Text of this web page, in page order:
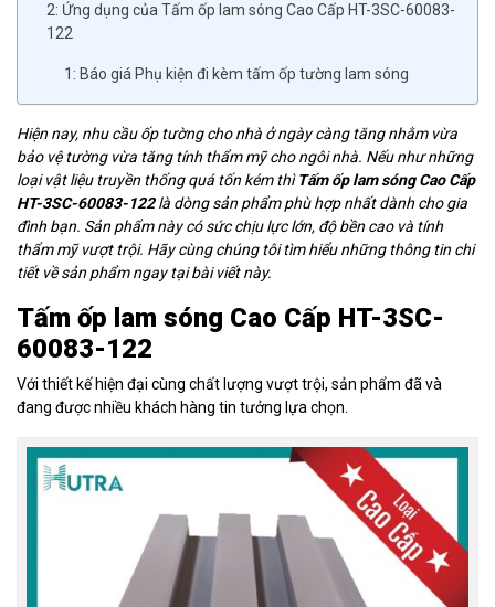
2: Ứng dụng của Tấm ốp lam sóng Cao Cấp HT-3SC-60083-
122
1: Báo giá Phụ kiện đi kèm tấm ốp tường lam sóng
Hiện nay, nhu cầu ốp tường cho nhà ở ngày càng tăng nhằm vừa
bảo vệ tường vừa tăng tính thẩm mỹ cho ngôi nhà. Nếu như những
loại vật liệu truyền thống quá tốn kém thìTấm ốp lam sóng Cao Cấp
HT-3SC-60083-122là dòng sản phẩm phù hợp nhất dành cho gia
đình bạn. Sản phẩm này có sức chịu lực lớn, độ bền cao và tính
thẩm mỹ vượt trội. Hãy cùng chúng tôi tìm hiểu những thông tin chi
tiết về sản phẩm ngay tại bài viết này.
Tấm ốp lam sóng Cao Cấp HT-3SC-
60083-122
Với thiết kế hiện đại cùng chất lượng vượt trội, sản phẩm đã và
đang được nhiều khách hàng tin tưởng lựa chọn.